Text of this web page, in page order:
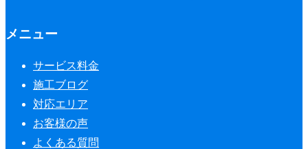
メニュー
サービス料金
施工ブログ
対応エリア
お客様の声
よくある質問